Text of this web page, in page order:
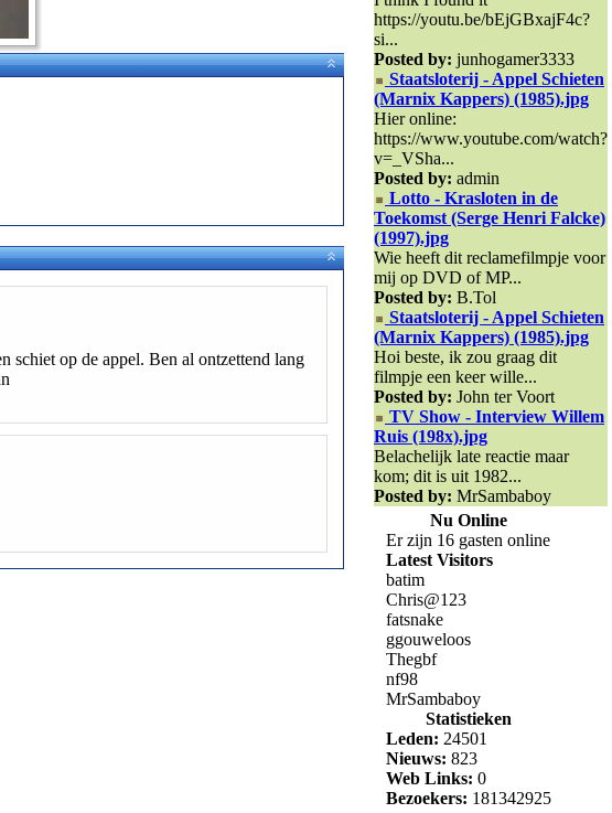
op de appel. Ben al ontzettend lang
https://youtu.be/bEjGBxajF4c?
si...
Posted by: junhogamer3333
Staatsloterij - Appel Schieten
(Marnix Kappers) (1985).jpg
Hier online:
https://www.youtube.com/watch?
v=_VSha...
Posted by: admin
Lotto - Krasloten in de
Toekomst (Serge Henri Falcke)
(1997).jpg
Wie heeft dit reclamefilmpje voor
mij op DVD of MP...
Posted by: B.Tol
Staatsloterij - Appel Schieten
(Marnix Kappers) (1985).jpg
Hoi beste, ik zou graag dit
filmpje een keer wille...
Posted by: John ter Voort
TV Show - Interview Willem
Ruis (198x).jpg
Belachelijk late reactie maar
kom; dit is uit 1982...
Posted by: MrSambaboy
Nu Online
Er zijn 16 gasten online
Latest Visitors
batim
Chris@123
fatsnake
ggouweloos
Thegbf
nf98
MrSambaboy
Statistieken
Leden: 24501
Nieuws: 823
Web Links: 0
Bezoekers: 181342925